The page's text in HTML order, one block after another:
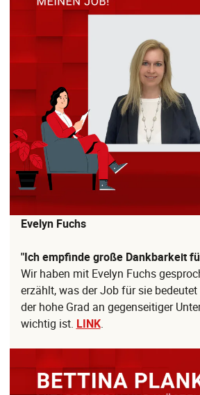
Evelyn Fuchs
"Ich empfinde große Dankbarkeit
Wir haben mit Evelyn Fuchs
erzählt, was der Job für sie
der hohe Grad an gegenseitiger
wichtig ist. LINK.